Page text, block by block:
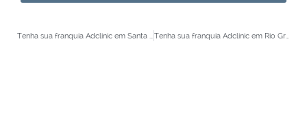
Tenha sua franquia Adclinic em Santa Maria Tenha sua franquia Adclinic em Rio Grande